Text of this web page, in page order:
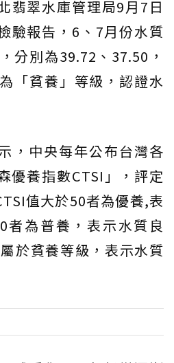
翡翠水庫管理局9月7日
驗報告，6、7月份水質
分別為39.72、37.50，
「貧養」等級，認證水
，中央每年公布台灣各
優養指數CTSI」，評定
值大於50者為優養,表
者為普養，表示水質良
於貧養等級，表示水質